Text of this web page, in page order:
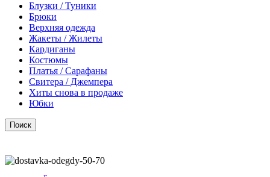
Блузки / Туники
Брюки
Верхняя одежда
Жакеты / Жилеты
Кардиганы
Костюмы
Платья / Сарафаны
Свитера / Джемпера
Хиты снова в продаже
Юбки
Поиск